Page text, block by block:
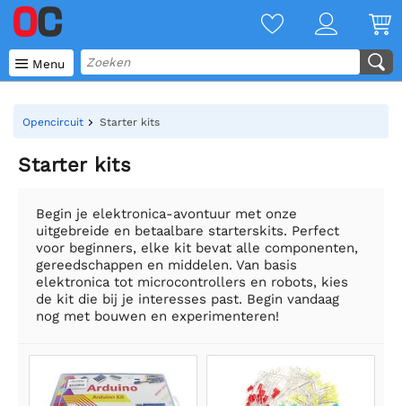
 Menu
Opencircuit Starter kits
Starter kits
Begin je elektronica-avontuur met onze
uitgebreide en betaalbare starterskits. Perfect
voor beginners, elke kit bevat alle componenten,
gereedschappen en middelen. Van basis
elektronica tot microcontrollers en robots, kies
de kit die bij je interesses past. Begin vandaag
nog met bouwen en experimenteren!